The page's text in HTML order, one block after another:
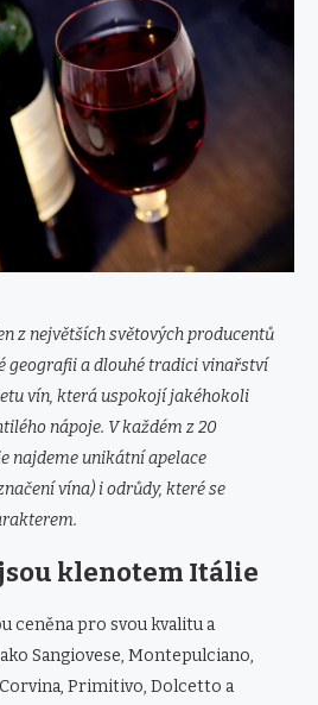
z největších světových producentů
geografii a dlouhé tradici vinařství
vín, která uspokojí jakéhokoli
nápoje. V každém z 20
najdeme unikátní apelace
vína) i odrůdy, které se
klenotem Itálie
ceněna pro svou kvalitu a
Sangiovese, Montepulciano,
Corvina, Primitivo, Dolcetto a